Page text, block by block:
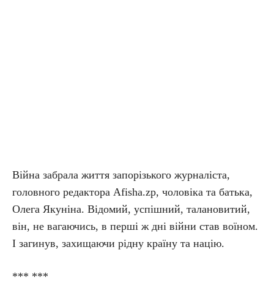
Війна забрала життя запорізького журналіста,
головного редактора Afisha.zp, чоловіка та батька,
Олега Якуніна. Відомий, успішний, талановитий,
він, не вагаючись, в перші ж дні війни став воїном.
І загинув, захищаючи рідну країну та націю.
*** ***